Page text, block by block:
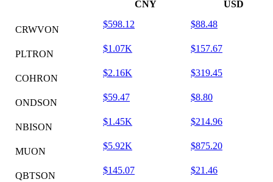
CNY USD
CRWVON
$598.12 $88.48
PLTRON
$1.07K $157.67
COHRON
$2.16K $319.45
ONDSON
$59.47 $8.80
NBISON
$1.45K $214.96
MUON
$5.92K $875.20
QBTSON
$145.07 $21.46